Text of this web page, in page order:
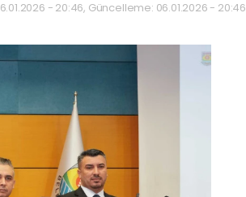
- 20:46, Güncelleme: 06.01.2026 - 20:46